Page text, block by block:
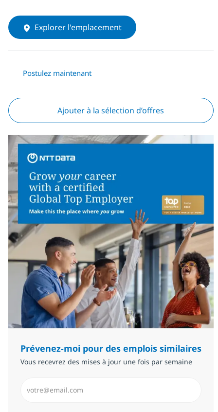
Explorer l'emplacement
Postulez maintenant
Ajouter à la sélection d’offres
Prévenez-moi pour des emplois similaires
Vous recevrez des mises à jour une fois par semaine